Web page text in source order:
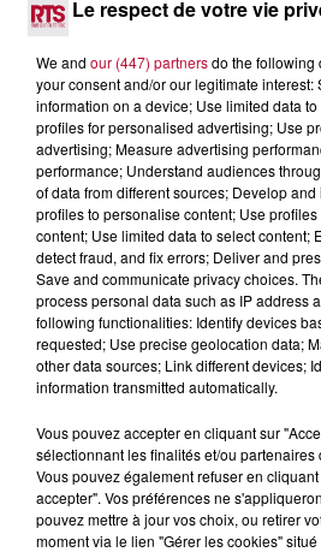
7 août 2026
NOS IDÉES DE SORTIE
Comme tous les vendredis, voici
rendez-vous à ne pas manquer
envie de voyager à l'autre bout du
Le respect de votre vie
We and our (447) partnersdo the following
your consent and/or our legitimate interest:
information on a device; Use limited data
profiles for personalised advertising; Use
advertising; Measure advertising
performance; Understand audiences
of data from different sources; Develop
profiles to personalise content; Use
content; Use limited data to select content;
detect fraud, and fix errors; Deliver and
Save and communicate privacy choices.
process personal data such as IP address
following functionalities: Identify devices
requested; Use precise geolocation data;
other data sources; Link different devices;
information transmitted automatically.
Vous pouvez accepter en cliquant sur
sélectionnant les finalités et/ou partenaires
Vous pouvez également refuser en
accepter". Vos préférences ne
pouvez mettre à jour vos choix, ou retirer
moment via le lien "Gérer les cookies"